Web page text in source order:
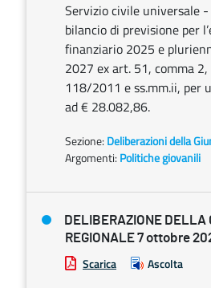
Servizio civile universale
bilancio di previsione per
finanziario 2025 e
2027 ex art. 51, comma 2,
118/2011 e ss.mm.ii, per
ad € 28.082,86.
Sezione: Deliberazioni della
Argomenti: Politiche giovanili
DELIBERAZIONE DELLA
REGIONALE 7 ottobre
Scarica Ascolta